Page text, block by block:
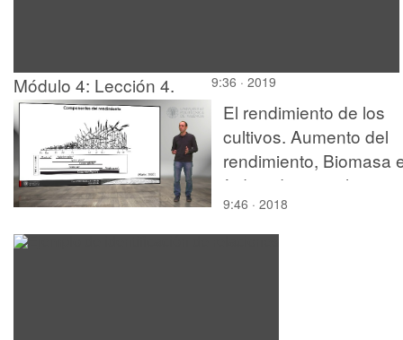
Módulo 4: Lección 4.
Gestión de Riesgos
asociados a ALT
9:36 · 2019
El rendimiento de los
cultivos. Aumento del
rendimiento, Biomasa
índice de cosecha
9:46 · 2018